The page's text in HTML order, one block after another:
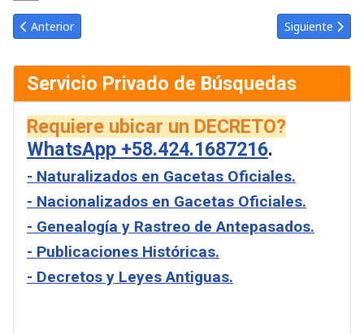
Link
Email
Artículo anterior: Gaceta Oficial de Venezuela #24049 del
Anterior Artículo
Siguiente
Servicio Privado de Búsquedas
Requiere ubicar un DECRETO?
WhatsApp +58.424.1687216.
- Naturalizados en Gacetas Oficiales.
- Nacionalizados en Gacetas Oficiales.
- Genealogía y Rastreo de Antepasados.
- Publicaciones Históricas.
- Decretos y Leyes Antiguas.